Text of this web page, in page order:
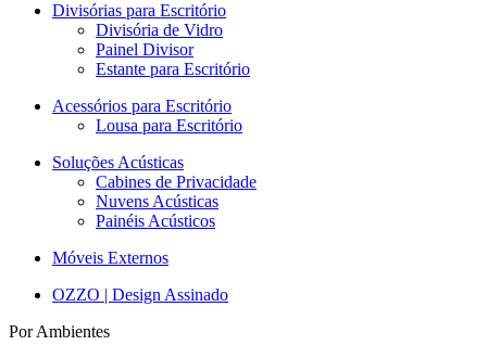
Divisórias para Escritório
Divisória de Vidro
Painel Divisor
Estante para Escritório
Acessórios para Escritório
Lousa para Escritório
Soluções Acústicas
Cabines de Privacidade
Nuvens Acústicas
Painéis Acústicos
Móveis Externos
OZZO | Design Assinado
Por Ambientes